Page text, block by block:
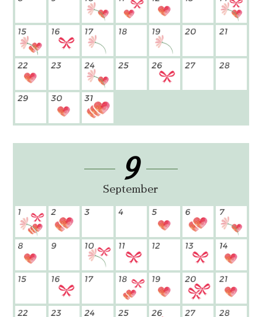
9
September